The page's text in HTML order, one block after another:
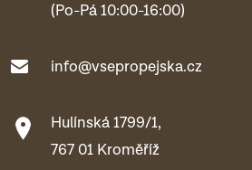
(Po-Pá 10:00-16:00)
info@vsepropejska.cz
Hulínská 1799/1,
767 01 Kroměříž